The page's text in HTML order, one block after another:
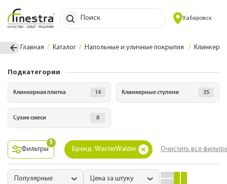
Поиск Хабаровск
Главная Каталог Напольные и уличные покрытия
Подкатегории
Клинкерная плитка 14 Клинкерные ступени 35
Сухие смеси 8
Фильтры
1
Бренд: WesterWalder
Очистить все
Популярные Цена за штуку